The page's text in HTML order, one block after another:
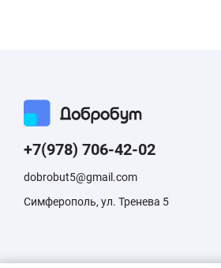
+7(978) 706-42-02
dobrobut5@gmail.com
Симферополь, ул. Тренева 5